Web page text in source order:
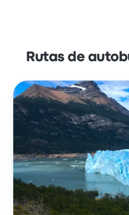
Rutas de